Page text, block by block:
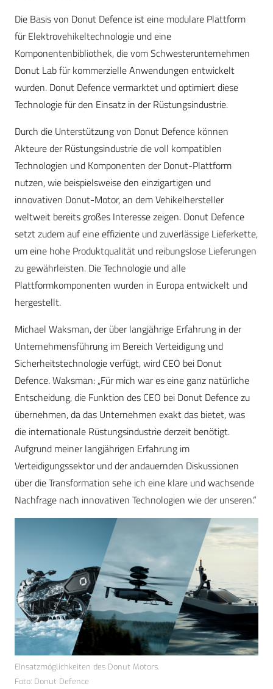
Die Basis von Donut Defence ist eine modulare Plattform
für Elektrovehikeltechnologie und eine
Komponentenbibliothek, die vom Schwesterunternehmen
Donut Lab für kommerzielle Anwendungen entwickelt
wurden. Donut Defence vermarktet und optimiert diese
Technologie für den Einsatz in der Rüstungsindustrie.
Durch die Unterstützung von Donut Defence können
Akteure der Rüstungsindustrie die voll kompatiblen
Technologien und Komponenten der Donut-Plattform
nutzen, wie beispielsweiseden einzigartigen und
innovativen Donut-Motor, an dem Vehikelhersteller
weltweit bereits großes Interesse zeigen. Donut Defence
setzt zudem auf eine effiziente und zuverlässige Lieferkette,
um eine hohe Produktqualität und reibungslose Lieferungen
zu gewährleisten. Die Technologie und alle
Plattformkomponenten wurden in Europa entwickelt und
hergestellt.
Michael Waksman, der über langjährige Erfahrung in der
Unternehmensführung im Bereich Verteidigung und
Sicherheitstechnologie verfügt, wird CEO bei Donut
Defence. Waksman: „Für mich war es eine ganz natürliche
Entscheidung, die Funktion des CEO bei Donut Defence zu
übernehmen, da das Unternehmen exakt das bietet, was
die internationale Rüstungsindustrie derzeit benötigt.
Aufgrund meiner langjährigen Erfahrung im
Verteidigungssektor und der andauernden Diskussionen
über die Transformation sehe ich eine klare und wachsende
Nachfrage nach innovativen Technologien wie der unseren.“
EInsatzmöglichkeiten des Donut Motors.
Foto: Donut Defence